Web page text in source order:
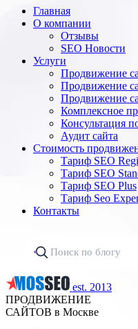
Главная
О компании
Отзывы
SEO Новости
Услуги
Продвижение
Продвижение
Продвижение
Комплексное
Консультация
Аудит сайта
Стоимость
Тариф SEO
Тариф SEO
Тариф SEO Plus
Тариф Seo
Контакты
est. 2013
ПРОДВИЖЕНИЕ
САЙТОВ в Москве